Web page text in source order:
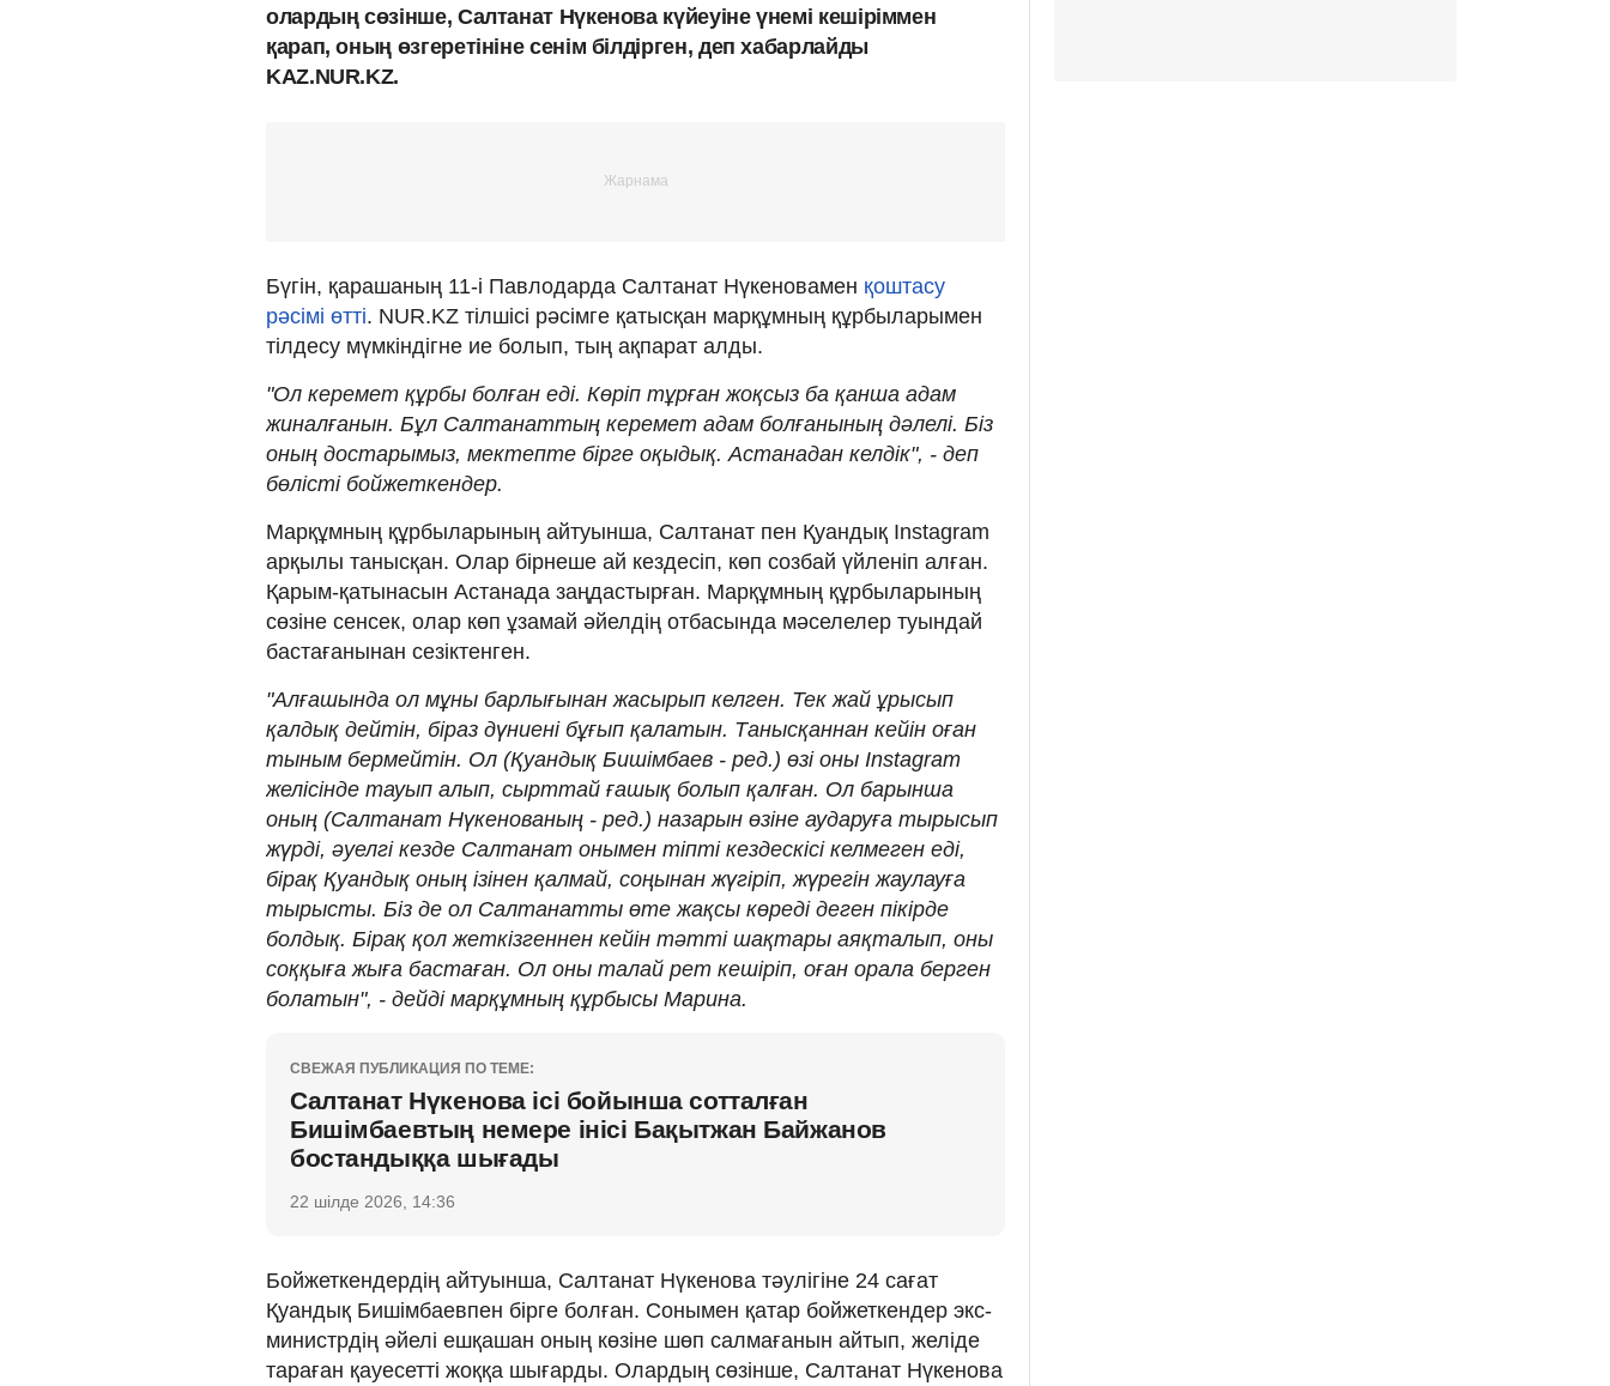
олардың сөзінше, Салтанат Нүкенова күйеуіне үнемі кешіріммен
қарап, оның өзгеретініне сенім білдірген, деп хабарлайды
KAZ.NUR.KZ.
Бүгін, қарашаның 11-і Павлодарда Салтанат Нүкеновамен қоштасу
рәсімі өтті. NUR.KZ тілшісі рәсімге қатысқан марқұмның құрбыларымен
тілдесу мүмкіндігне ие болып, тың ақпарат алды.
"Ол керемет құрбы болған еді. Көріп тұрған жоқсыз ба қанша адам
жиналғанын. Бұл Салтанаттың керемет адам болғанының дәлелі. Біз
оның достарымыз, мектепте бірге оқыдық. Астанадан келдік", - деп
бөлісті бойжеткендер.
Марқұмның құрбыларының айтуынша, Салтанат пен Қуандық Instagram
арқылы танысқан. Олар бірнеше ай кездесіп, көп созбай үйленіп алған.
Қарым-қатынасын Астанада заңдастырған. Марқұмның құрбыларының
сөзіне сенсек, олар көп ұзамай әйелдің отбасында мәселелер туындай
бастағанынан сезіктенген.
"Алғашында ол мұны барлығынан жасырып келген. Тек жай ұрысып
қалдық дейтін, біраз дүниені бұғып қалатын. Танысқаннан кейін оған
тыным бермейтін. Ол (Қуандық Бишімбаев - ред.) өзі оны Instagram
желісінде тауып алып, сырттай ғашық болып қалған. Ол барынша
оның (Салтанат Нүкенованың - ред.) назарын өзіне аударуға тырысып
жүрді, әуелгі кезде Салтанат онымен тіпті кездескісі келмеген еді,
бірақ Қуандық оның ізінен қалмай, соңынан жүгіріп, жүрегін жаулауға
тырысты. Біз де ол Салтанатты өте жақсы көреді деген пікірде
болдық. Бірақ қол жеткізгеннен кейін тәтті шақтары аяқталып, оны
соққыға жыға бастаған. Ол оны талай рет кешіріп, оған орала берген
болатын", - дейді марқұмның құрбысы Марина.
СВЕЖАЯ ПУБЛИКАЦИЯ ПО ТЕМЕ:
Салтанат Нүкенова ісі бойынша сотталған
Бишімбаевтың немере інісі Бақытжан Байжанов
бостандыққа шығады
22 шілде 2026, 14:36
Бойжеткендердің айтуынша, Салтанат Нүкенова тәулігіне 24 сағат
Қуандық Бишімбаевпен бірге болған. Сонымен қатар бойжеткендер экс-
министрдің әйелі ешқашан оның көзіне шөп салмағанын айтып, желіде
тараған қауесетті жоққа шығарды. Олардың сөзінше, Салтанат Нүкенова